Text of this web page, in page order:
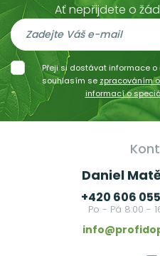
Ať nepřijdete o
Přeji si dostávat informace
souhlasím se zpracováním
informací o
Daniel
+420 606
Po - Pá 8:00 -